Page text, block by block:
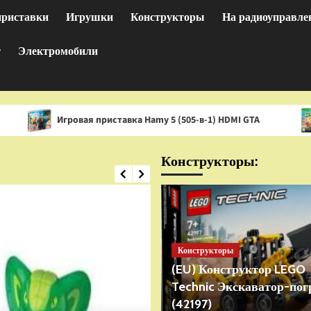
Игрушки Конструкторы На
Электромобили
приставка Hamy 5 (505-в-1) HDMI GTA Игра
Конструкторы:
Конструкторы
(EU) Конструктор LEGO
Technic Экскаватор-
(42197)